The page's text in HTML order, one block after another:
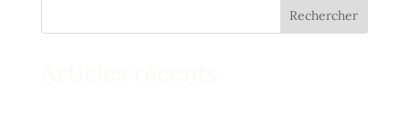
Rechercher